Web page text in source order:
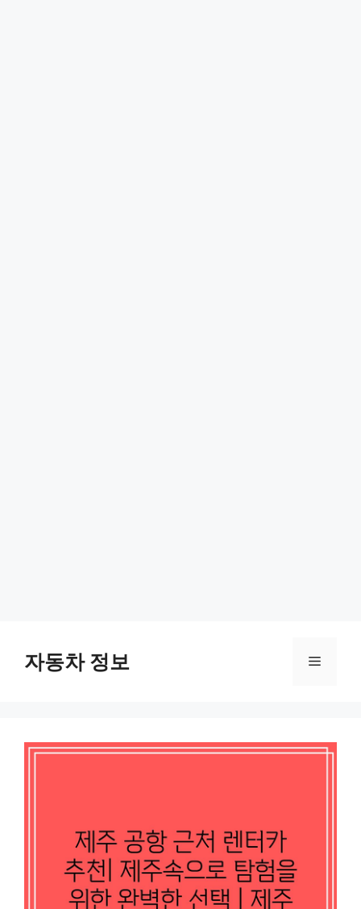
content자동차 정보 Menu